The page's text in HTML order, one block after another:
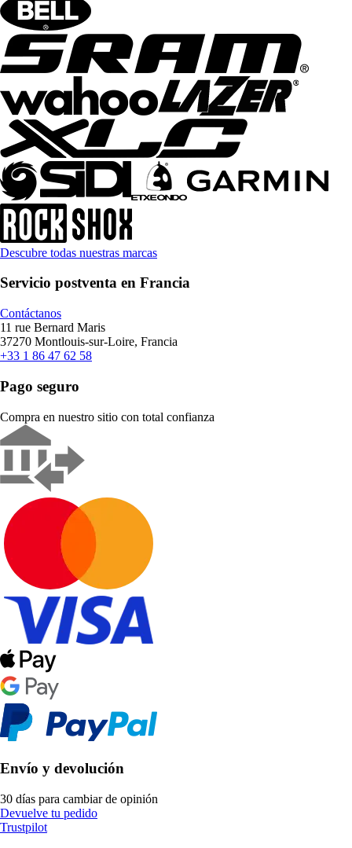
Descubre todas nuestras marcas
Servicio postventa en Francia
Contáctanos
11 rue Bernard Maris
37270 Montlouis-sur-Loire, Francia
+33 1 86 47 62 58
Pago seguro
Compra en nuestro sitio con total confianza
Envío y devolución
30 días para cambiar de opinión
Devuelve tu pedido
Trustpilot